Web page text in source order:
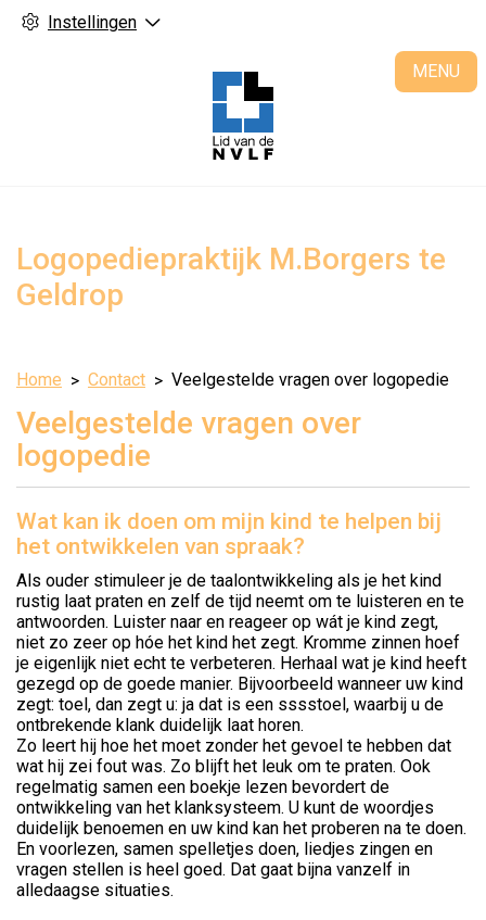
Instellingen
MENU
Logopediepraktijk M.Borgers te
Geldrop
Home Contact Veelgestelde vragen over logopedie
Veelgestelde vragen over
logopedie
Wat kan ik doen om mijn kind te helpen bij
het ontwikkelen van spraak?
Als ouder stimuleer je de taalontwikkeling als je het kind
rustig laat praten en zelf de tijd neemt om te luisteren en te
antwoorden. Luister naar en reageer op wát je kind zegt,
niet zo zeer op hóe het kind het zegt. Kromme zinnen hoef
je eigenlijk niet echt te verbeteren. Herhaal wat je kind heeft
gezegd op de goede manier. Bijvoorbeeld wanneer uw kind
zegt: toel, dan zegt u: ja dat is een sssstoel, waarbij u de
ontbrekende klank duidelijk laat horen.
Zo leert hij hoe het moet zonder het gevoel te hebben dat
wat hij zei fout was. Zo blijft het leuk om te praten. Ook
regelmatig samen een boekje lezen bevordert de
ontwikkeling van het klanksysteem. U kunt de woordjes
duidelijk benoemen en uw kind kan het proberen na te doen.
En voorlezen, samen spelletjes doen, liedjes zingen en
vragen stellen is heel goed. Dat gaat bijna vanzelf in
alledaagse situaties.